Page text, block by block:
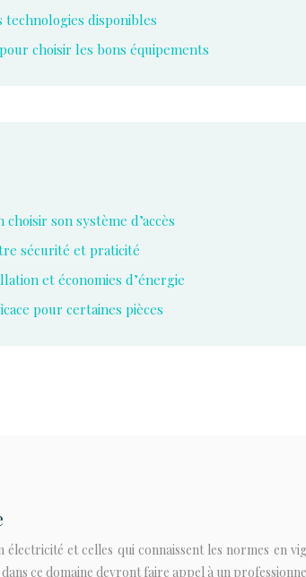
technologies disponibles
choisir les bons équipements
son système d’accès
sécurité et praticité
et économies d’énergie
pour certaines pièces
électricité et celles qui connaissent les normes
ce domaine devront faire appel à un